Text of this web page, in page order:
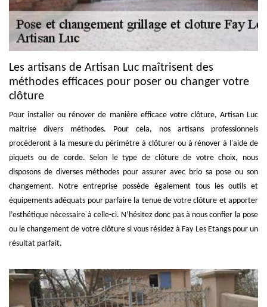
Les artisans de Artisan Luc maîtrisent des
méthodes efficaces pour poser ou changer votre
clôture
Pour installer ou rénover de manière efficace votre clôture, Artisan Luc
maitrise divers méthodes. Pour cela, nos artisans professionnels
procèderont à la mesure du périmètre à clôturer ou à rénover à l'aide de
piquets ou de corde. Selon le type de clôture de votre choix, nous
disposons de diverses méthodes pour assurer avec brio sa pose ou son
changement. Notre entreprise possède également tous les outils et
équipements adéquats pour parfaire la tenue de votre clôture et apporter
l’esthétique nécessaire à celle-ci. N’hésitez donc pas à nous confier la pose
ou le changement de votre clôture si vous résidez à Fay Les Etangs pour un
résultat parfait.